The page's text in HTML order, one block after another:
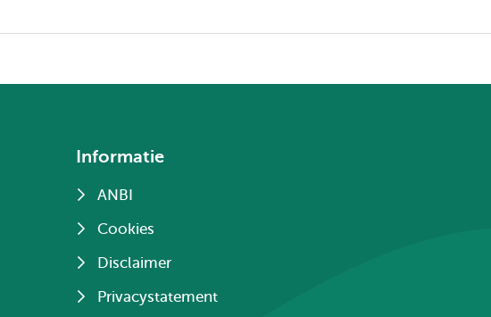
Informatie
ANBI
Cookies
Disclaimer
Privacystatement